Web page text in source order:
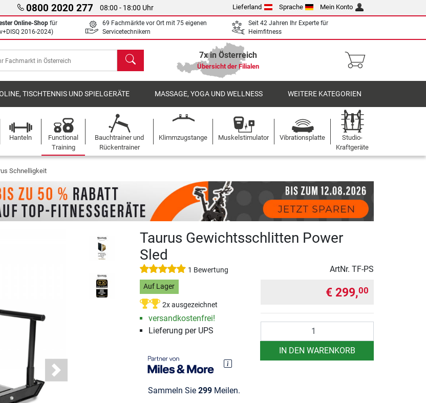
0800 2020 277 08:00 - 18:00 Uhr Lieferland Sprache Mein Konto
Online-Shop für
2016-2024)
69 Fachmärkte vor Ort mit 75 eigenen
Servicetechnikern
Seit 42 Jahren Ihr Experte für
Heimfitness
Suchen 7x in Österreich
Übersicht der Filialen
TISCHTENNIS UND SPIELGERÄTE MASSAGE, YOGA UND WELLNESS WEITERE KATEGORIEN
Hanteln
Functional
Training
Bauchtrainer und
Rückentrainer
Klimmzugstange Muskelstimulator Vibrationsplatte
Studio-
Kraftgeräte
Schnelligkeit
Next
Taurus Gewichtsschlitten Power
Sled
1 Bewertung ArtNr. TF-PS
Auf Lager
2x ausgezeichnet
versandkostenfrei!
Lieferung per UPS
Sammeln Sie 299Meilen.
€ 299,00
IN DEN WARENKORB